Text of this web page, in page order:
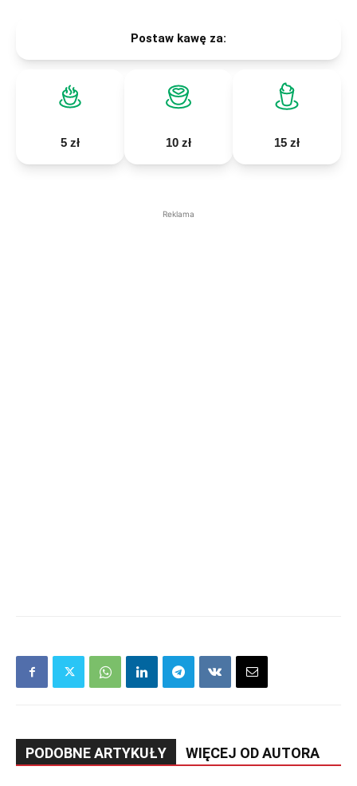
Postaw kawę za:
5 zł 10 zł 15 zł
Reklama
PODOBNE ARTYKUŁY WIĘCEJ OD AUTORA